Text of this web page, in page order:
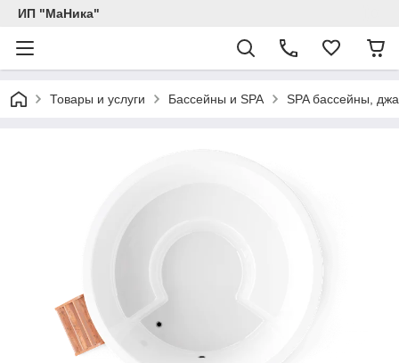
ИП "МаНика"
Товары и услуги Бассейны и SPA SPA бассейны,